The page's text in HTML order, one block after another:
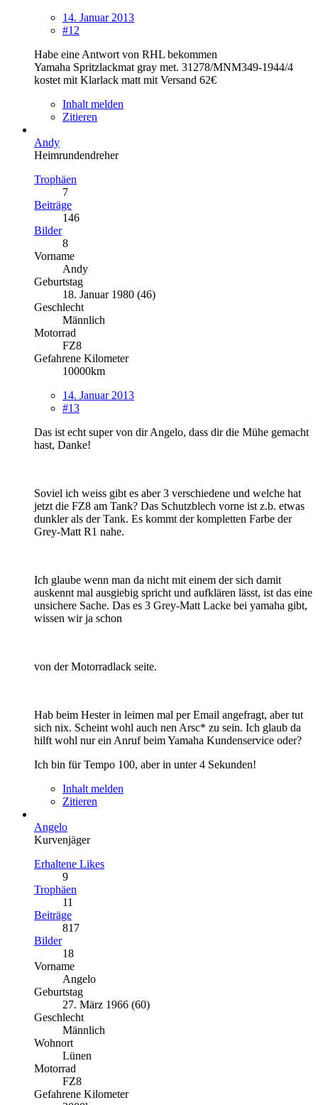
14. Januar 2013
#12
Habe eine Antwort von RHL bekommen
Yamaha Spritzlackmat gray met. 31278/MNM349-1944/4
kostet mit Klarlack matt mit Versand 62€
Inhalt melden
Zitieren
Andy
Heimrundendreher
Trophäen
7
Beiträge
146
Bilder
8
Vorname
Andy
Geburtstag
18. Januar 1980 (46)
Geschlecht
Männlich
Motorrad
FZ8
Gefahrene Kilometer
10000km
14. Januar 2013
#13
Das ist echt super von dir Angelo, dass dir die Mühe gemacht
hast, Danke!
Soviel ich weiss gibt es aber 3 verschiedene und welche hat
jetzt die FZ8 am Tank? Das Schutzblech vorne ist z.b. etwas
dunkler als der Tank. Es kommt der kompletten Farbe der
Grey-Matt R1 nahe.
Ich glaube wenn man da nicht mit einem der sich damit
auskennt mal ausgiebig spricht und aufklären lässt, ist das eine
unsichere Sache. Das es 3 Grey-Matt Lacke bei yamaha gibt,
wissen wir ja schon
von der Motorradlack seite.
Hab beim Hester in leimen mal per Email angefragt, aber tut
sich nix. Scheint wohl auch nen Arsc* zu sein. Ich glaub da
hilft wohl nur ein Anruf beim Yamaha Kundenservice oder?
Ich bin für Tempo 100, aber in unter 4 Sekunden!
Inhalt melden
Zitieren
Angelo
Kurvenjäger
Erhaltene Likes
9
Trophäen
11
Beiträge
817
Bilder
18
Vorname
Angelo
Geburtstag
27. März 1966 (60)
Geschlecht
Männlich
Wohnort
Lünen
Motorrad
FZ8
Gefahrene Kilometer